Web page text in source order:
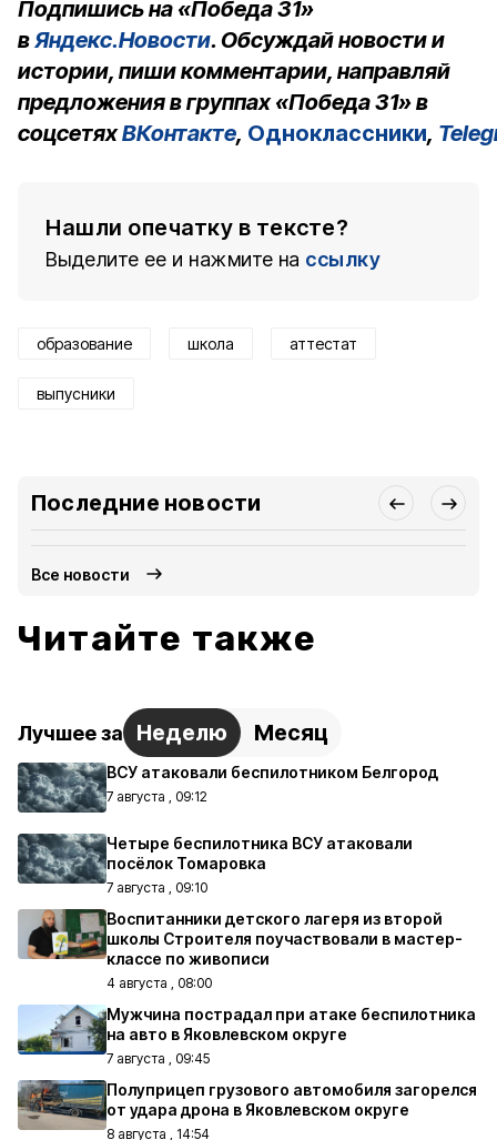
Подпишись на «Победа 31»
вЯндекс.Новости. Обсуждай новости и
истории, пиши комментарии, направляй
предложения в группах «Победа 31» в
соцсетяхВКонтакте, Одноклассники,
Нашли опечатку в тексте?
Выделите ее и нажмите на ссылку
образование школа аттестат
выпусники
Последние новости
Все новости
Читайте также
Лучшее за Неделю Месяц
ВСУ атаковали беспилотником Белгород
7 августа , 09:12
Четыре беспилотника ВСУ атаковали
посёлок Томаровка
7 августа , 09:10
Воспитанники детского лагеря из второй
школы Строителя поучаствовали в мастер-
классе по живописи
4 августа , 08:00
Мужчина пострадал при атаке беспилотника
на авто в Яковлевском округе
7 августа , 09:45
Полуприцеп грузового автомобиля загорелся
от удара дрона в Яковлевском округе
8 августа , 14:54